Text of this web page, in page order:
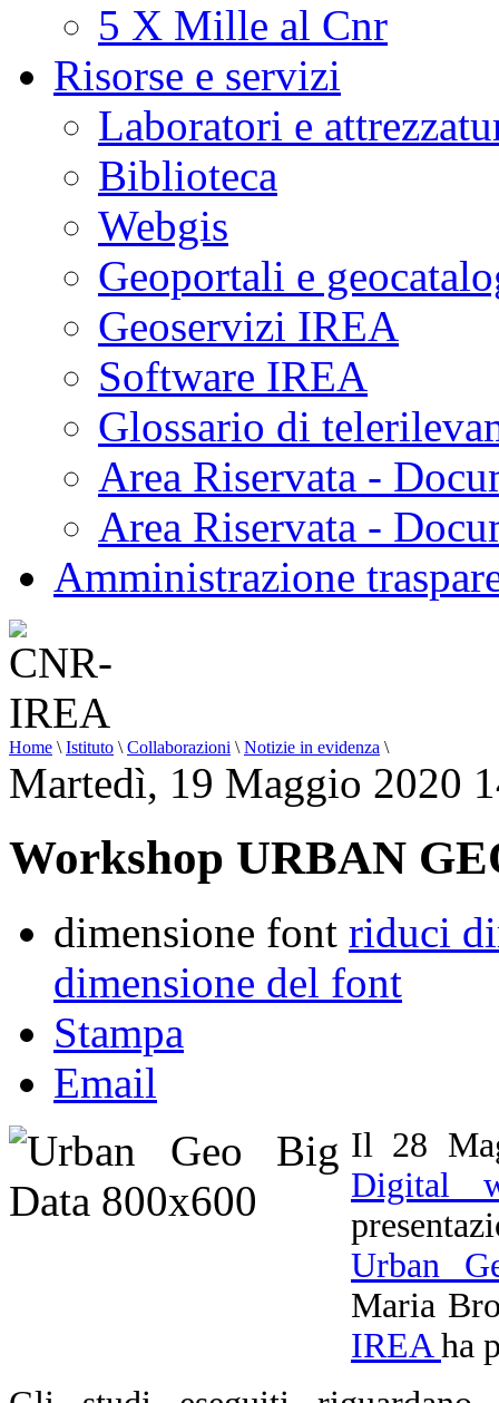
5 X Mille al Cnr
Risorse e servizi
Laboratori e
Biblioteca
Webgis
Geoportali e
Geoservizi IREA
Software IREA
Glossario di
Area Riservata -
Area Riservata -
Amministrazione
Home \ Istituto \ Collaborazioni \ Notizie in evidenza \
Martedì, 19 Maggio 2020
Workshop URBAN
dimensione font riduci
dimensione del font
Stampa
Email
Il 28
Digital
Urban
Maria
IREA ha